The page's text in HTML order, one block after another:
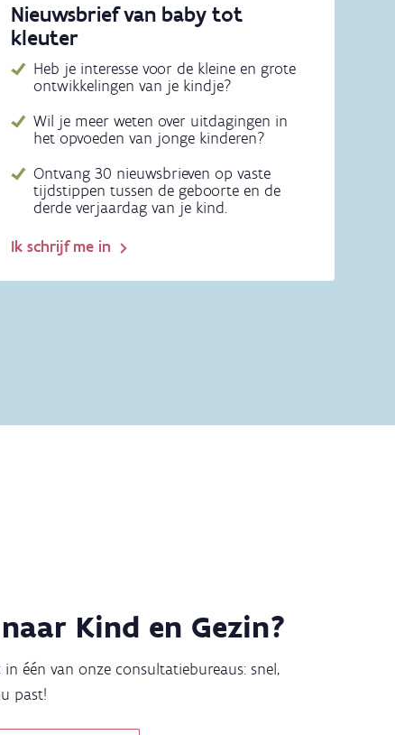
Nieuwsbrief van baby tot
kleuter
Heb je interesse voor de kleine en grote
ontwikkelingen van je kindje?
Wil je meer weten over uitdagingen in
het opvoeden van jonge kinderen?
Ontvang 30 nieuwsbrieven op vaste
tijdstippen tussen de geboorte en de
derde verjaardag van je kind.
Ik schrijf me in
Kind en Gezin?
in één van onze consultatiebureaus: snel,
past!